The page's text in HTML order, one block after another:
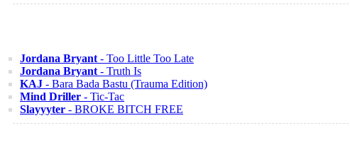
Jordana Bryant - Too Little Too Late
Jordana Bryant - Truth Is
KAJ - Bara Bada Bastu (Trauma Edition)
Mind Driller - Tic-Tac
Slayyyter - BROKE BITCH FREE